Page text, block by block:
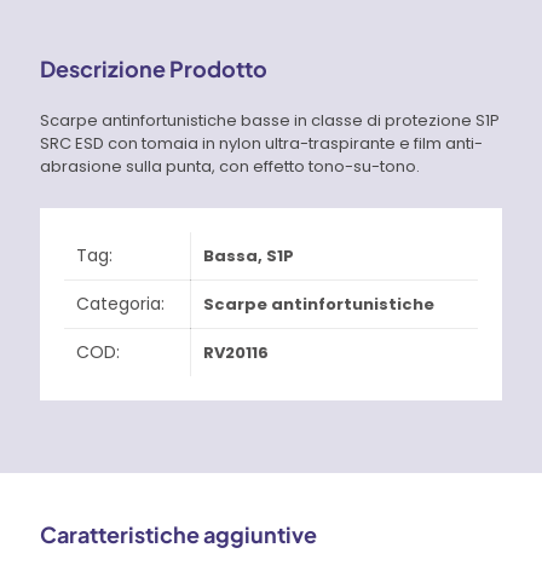
Descrizione Prodotto
Scarpe antinfortunistiche basse in classe di protezione S1P
SRC ESD con tomaia in nylon ultra-traspirante e film anti-
abrasione sulla punta, con effetto tono-su-tono.
Tag: Bassa, S1P
Categoria: Scarpe antinfortunistiche
COD: RV20116
Caratteristiche aggiuntive